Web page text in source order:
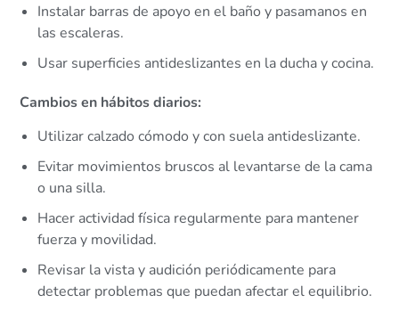
Instalar barras de apoyo en el baño y pasamanos en
las escaleras.
Usar superficies antideslizantes en la ducha y cocina.
Cambios en hábitos diarios:
Utilizar calzado cómodo y con suela antideslizante.
Evitar movimientos bruscos al levantarse de la cama
o una silla.
Hacer actividad física regularmente para mantener
fuerza y movilidad.
Revisar la vista y audición periódicamente para
detectar problemas que puedan afectar el equilibrio.